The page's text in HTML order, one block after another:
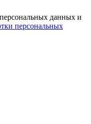
данных и
персональных